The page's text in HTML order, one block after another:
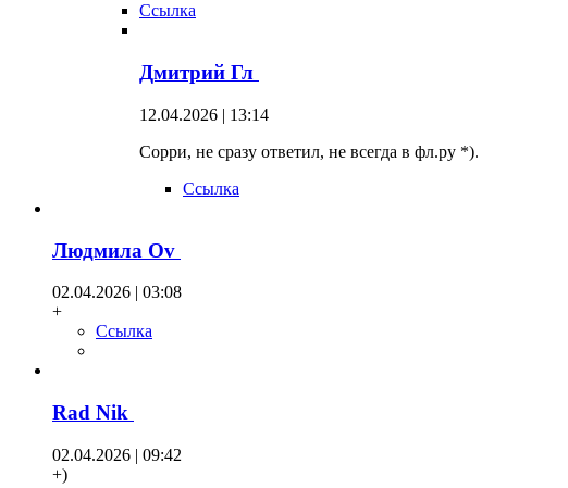
Ссылка
Дмитрий Гл
12.04.2026 | 13:14
Сорри, не сразу ответил, не всегда в фл.ру *).
Ссылка
Людмила Оv
02.04.2026 | 03:08
+
Ссылка
Rad Nik
02.04.2026 | 09:42
+)